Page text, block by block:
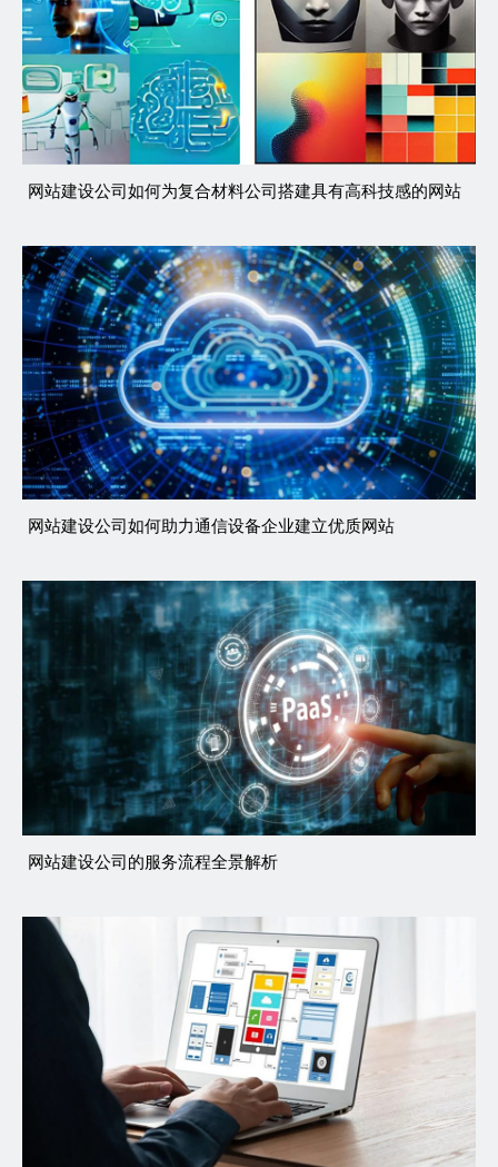
网站建设公司如何为复合材料公司搭建具有高科技感的网站
网站建设公司如何助力通信设备企业建立优质网站
网站建设公司的服务流程全景解析